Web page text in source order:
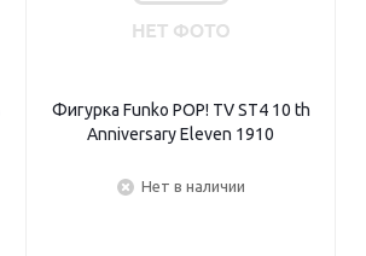
Фигурка Funko POP! TV ST4 10 th
Anniversary Eleven 1910
Нет в наличии